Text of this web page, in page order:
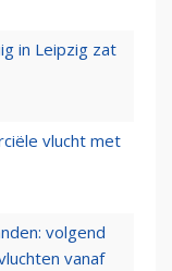
in Leipzig zat
vlucht met
volgend
vanaf